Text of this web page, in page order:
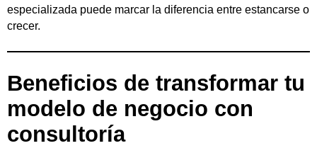
especializada puede marcar la diferencia entre estancarse o
crecer.
Beneficios de transformar tu
modelo de negocio con
consultoría